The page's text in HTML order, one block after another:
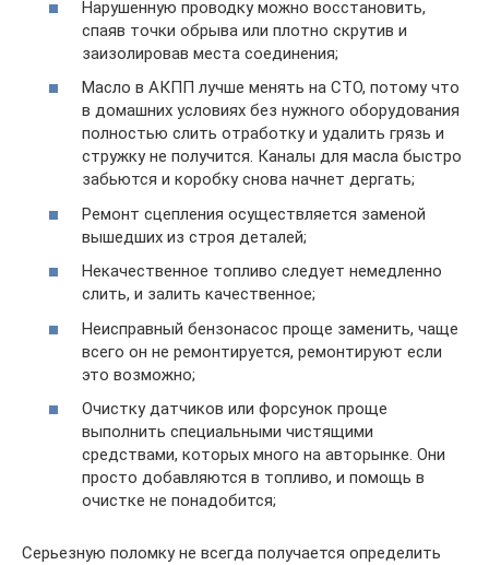
Нарушенную проводку можно восстановить,
спаяв точки обрыва или плотно скрутив и
заизолировав места соединения;
Масло в АКПП лучше менять на СТО, потому что
в домашних условиях без нужного оборудования
полностью слить отработку и удалить грязь и
стружку не получится. Каналы для масла быстро
забьются и коробку снова начнет дергать;
Ремонт сцепления осуществляется заменой
вышедших из строя деталей;
Некачественное топливо следует немедленно
слить, и залить качественное;
Неисправный бензонасос проще заменить, чаще
всего он не ремонтируется, ремонтируют если
это возможно;
Очистку датчиков или форсунок проще
выполнить специальными чистящими
средствами, которых много на авторынке. Они
просто добавляются в топливо, и помощь в
очистке не понадобится;
Серьезную поломку не всегда получается определить